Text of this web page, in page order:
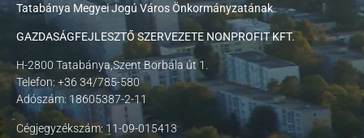
Tatabánya Megyei Jogú Város Önkormányzatának
GAZDASÁGFEJLESZTŐ SZERVEZETE NONPROFIT KFT.
H-2800 Tatabánya,Szent Borbála út 1.
Telefon: +36 34/785-580
Adószám: 18605387-2-11
Cégjegyzékszám: 11-09-015413